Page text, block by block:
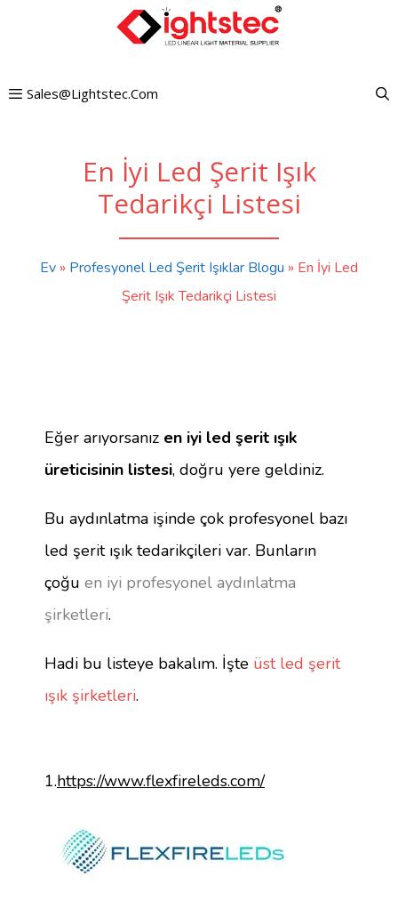
Sales@lightstec.com
En İyi Led Şerit Işık
Tedarikçi Listesi
Ev » Profesyonel Led Şerit Işıklar Blogu » En İyi Led
Şerit Işık Tedarikçi Listesi
Eğer arıyorsanız en iyi led şerit ışık
üreticisinin listesi, doğru yere geldiniz.
Bu aydınlatma işinde çok profesyonel bazı
led şerit ışık tedarikçileri var. Bunların
çoğu en iyi profesyonel aydınlatma
şirketleri.
Hadi bu listeye bakalım. İşte üst led şerit
ışık şirketleri.
1.https://www.flexfireleds.com/